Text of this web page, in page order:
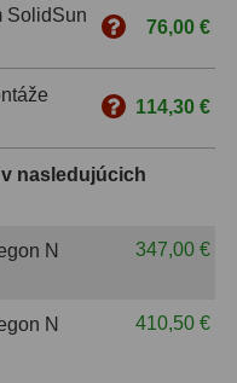
SolidSun
76,00 €
114,30 €
nasledujúcich
N
347,00 €
N
410,50 €